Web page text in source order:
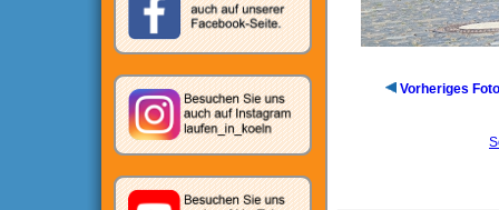
Vorheriges Foto